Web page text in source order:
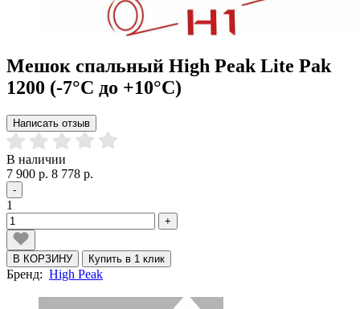
Мешок спальный High Peak Lite Pak
1200 (-7°C до +10°C)
Написать отзыв
В наличии
7 900 р. 8 778 р.
-
1
+
В КОРЗИНУ Купить в 1 клик
Бренд: High Peak